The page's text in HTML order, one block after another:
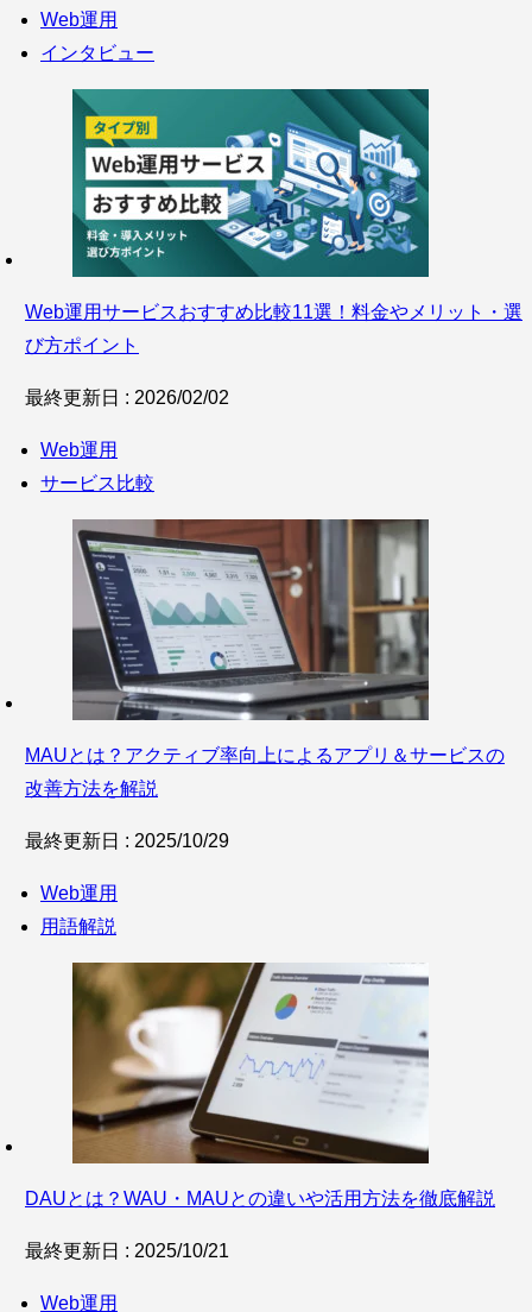
Web運用
インタビュー
Web運用サービスおすすめ比較11選！料金やメリット・選
び方ポイント
最終更新日 : 2026/02/02
Web運用
サービス比較
MAUとは？アクティブ率向上によるアプリ＆サービスの
改善方法を解説
最終更新日 : 2025/10/29
Web運用
用語解説
DAUとは？WAU・MAUとの違いや活用方法を徹底解説
最終更新日 : 2025/10/21
Web運用